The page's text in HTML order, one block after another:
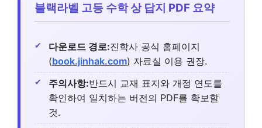
블랙라벨 고등 수학 상 답지 PDF 요약
다운로드 경로:진학사 공식 홈페이지
(book.jinhak.com) 자료실 이용 권장.
주의사항:반드시 교재 표지와 개정 연도를
확인하여 일치하는 버전의 PDF를 확보할
것.